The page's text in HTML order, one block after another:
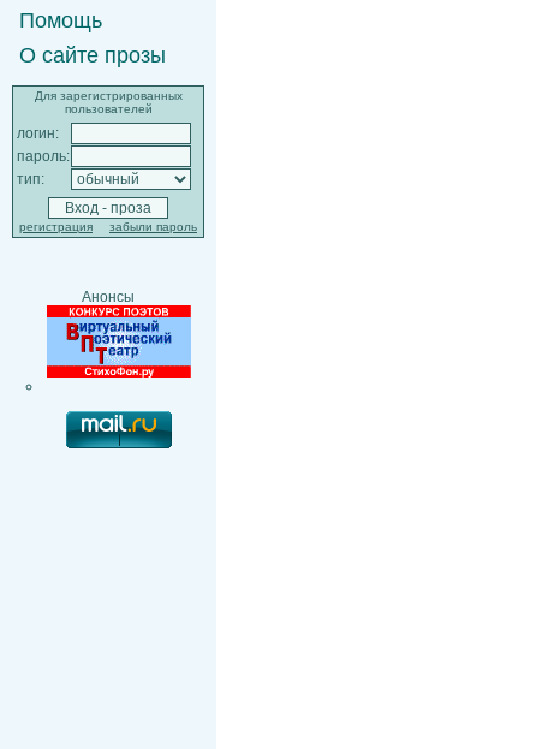
Помощь
О сайте прозы
Для зарегистрированных
пользователей
логин:
пароль:
тип:
регистрация забыли пароль
Анонсы